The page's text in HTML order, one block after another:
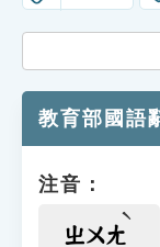
索引選單
單字索引
遊戲專區
教育部國語
注音：
ㄓㄨㄤ